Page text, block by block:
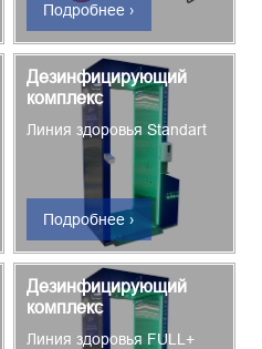
Подробнее ›
Дезинфицирующий
комплекс
Линия здоровья Standart
Подробнее ›
Дезинфицирующий
комплекс
Линия здоровья FULL+